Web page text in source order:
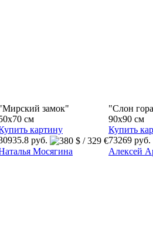
замок"
см
картину
руб.
"Cлон
90x90 см
Купить
73269 руб.
Мосягина Алексей